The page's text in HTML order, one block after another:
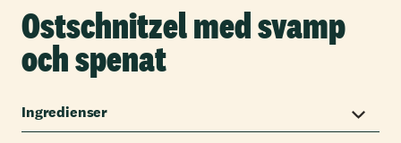
Ostschnitzel med svamp
och spenat
Ingredienser